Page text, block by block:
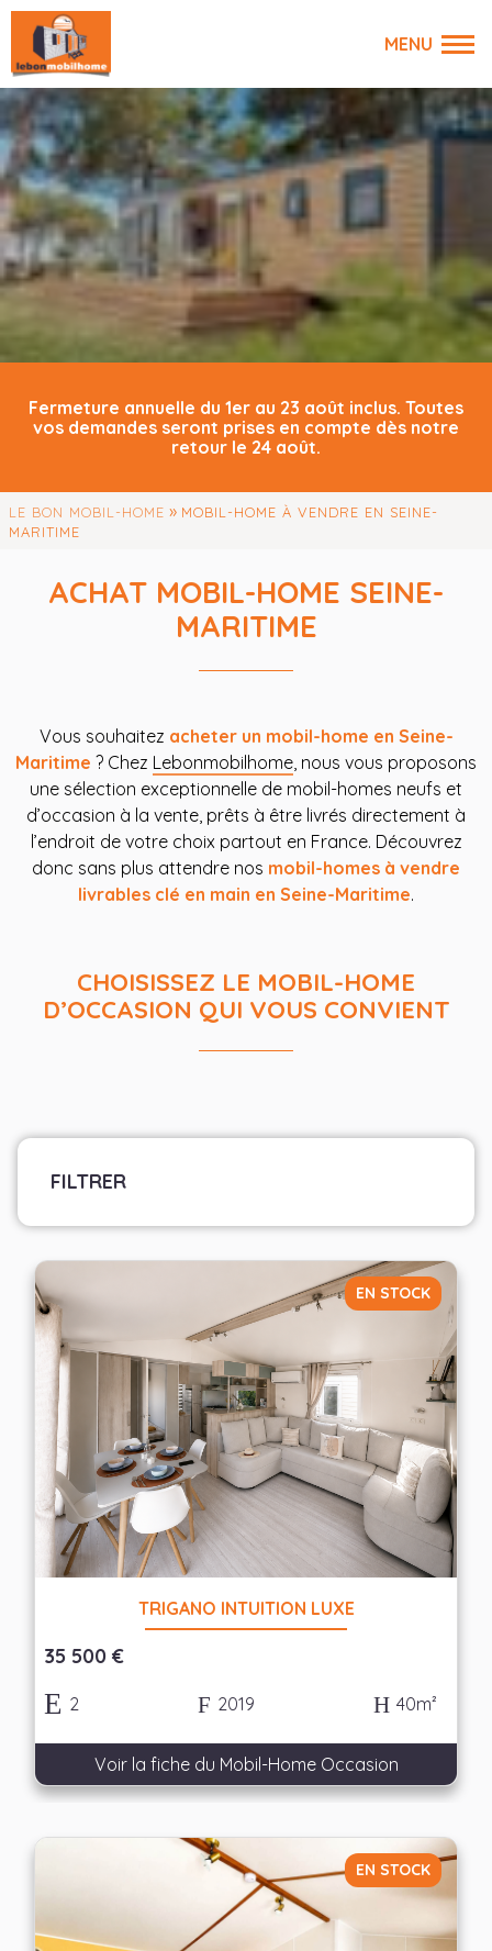
Fermeture annuelle du 1er au 23 août inclus. Toutes
vos demandes seront prises en compte dès notre
retour le 24 août.
LE BON MOBIL-HOME » MOBIL-HOME À VENDRE EN SEINE-
MARITIME
ACHAT MOBIL-HOME SEINE-
MARITIME
Vous souhaitez acheter un mobil-home en Seine-
Maritime ? Chez Lebonmobilhome, nous vous proposons
une sélection exceptionnelle de mobil-homes neufs et
d’occasion à la vente, prêts à être livrés directement à
l’endroit de votre choix partout en France. Découvrez
donc sans plus attendre nos mobil-homes à vendre
livrables clé en main en Seine-Maritime.
CHOISISSEZ LE MOBIL-HOME
D’OCCASION QUI VOUS CONVIENT
FILTRER
Largeur
— Choisir —
Nombre de chambres
— Choisir —
Appliquer les filtres
EN STOCK
TRIGANO INTUITION LUXE
35 500 €
2 2019 40m²
Voir la fiche du Mobil-Home Occasion
EN STOCK